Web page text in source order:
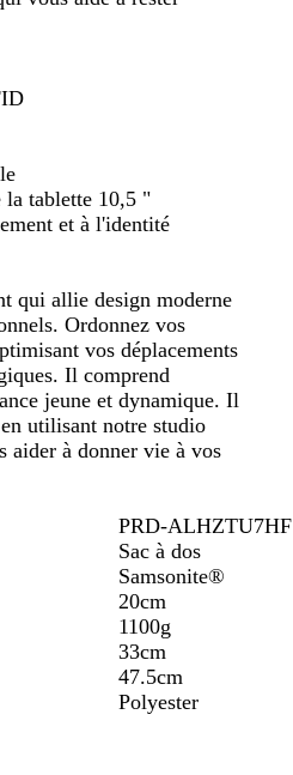
la tablette 10,5 "
et à l'identité
qui allie design moderne
Ordonnez vos
vos déplacements
Il comprend
jeune et dynamique. Il
utilisant notre studio
aider à donner vie à vos
PRD-ALHZTU7HF
Sac à dos
Samsonite®
20cm
1100g
33cm
47.5cm
Polyester